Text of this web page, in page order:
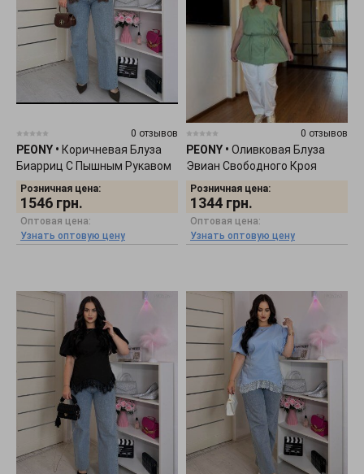
0 отзывов
PEONY • Коричневая Блуза
Биарриц С Пышным Рукавом
1905264
Розничная цена:
1546 грн.
Оптовая цена:
Узнать оптовую цену
0 отзывов
PEONY • Оливковая Блуза
Эвиан Свободного Кроя
1505263
Розничная цена:
1344 грн.
Оптовая цена:
Узнать оптовую цену